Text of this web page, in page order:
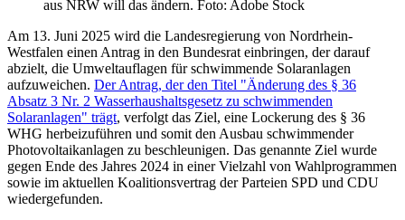
aus NRW will das ändern. Foto: Adobe Stock
Am 13. Juni 2025 wird die Landesregierung von Nordrhein-
Westfalen einen Antrag in den Bundesrat einbringen, der darauf
abzielt, die Umweltauflagen für schwimmende Solaranlagen
aufzuweichen. Der Antrag, der den Titel "Änderung des § 36
Absatz 3 Nr. 2 Wasserhaushaltsgesetz zu schwimmenden
Solaranlagen" trägt, verfolgt das Ziel, eine Lockerung des § 36
WHG herbeizuführen und somit den Ausbau schwimmender
Photovoltaikanlagen zu beschleunigen. Das genannte Ziel wurde
gegen Ende des Jahres 2024 in einer Vielzahl von Wahlprogrammen
sowie im aktuellen Koalitionsvertrag der Parteien SPD und CDU
wiedergefunden.